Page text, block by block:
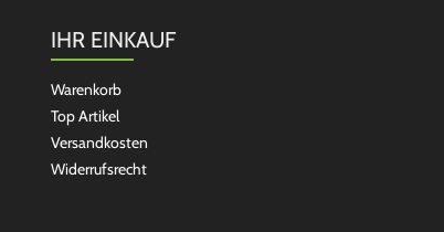
IHR EINKAUF
Warenkorb
Top Artikel
Versandkosten
Widerrufsrecht